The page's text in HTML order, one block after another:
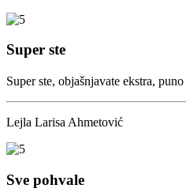
Super ste
Super ste, objašnjavate ekstra,
Lejla Larisa Ahmetović
Sve pohvale